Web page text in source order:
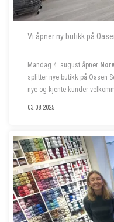
Vi åpner ny butikk på
Mandag 4. august åpner
splitter nye butikk på Oasen
nye og kjente kunder
03.08.2025